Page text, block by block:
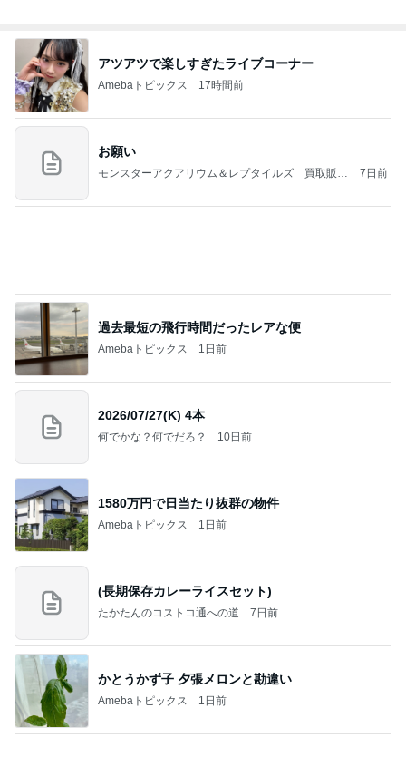
アツアツで楽しすぎたライブコーナー
Amebaトピックス 17時間前
お願い
モンスターアクアリウム＆レプタイルズ 買取販売
7日前
過去最短の飛行時間だったレアな便
Amebaトピックス 1日前
2026/07/27(K) 4本
何でかな？何でだろ？ 10日前
1580万円で日当たり抜群の物件
Amebaトピックス 1日前
(長期保存カレーライスセット)
たかたんのコストコ通への道 7日前
かとうかず子 夕張メロンと勘違い
Amebaトピックス 1日前